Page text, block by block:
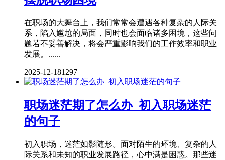
在职场的大舞台上，我们常常会遭遇各种复杂的人际关
系，陷入尴尬的局面，同时也会面临诸多困境，这些问
题若不妥善解决，将会严重影响我们的工作效率和职业
发展。......
2025-12-181297
职场迷茫期了怎么办_初入职场迷茫
的句子
初入职场，迷茫如影随形。面对陌生的环境、复杂的人
际关系和未知的职业发展路径，心中满是困惑。那些迷